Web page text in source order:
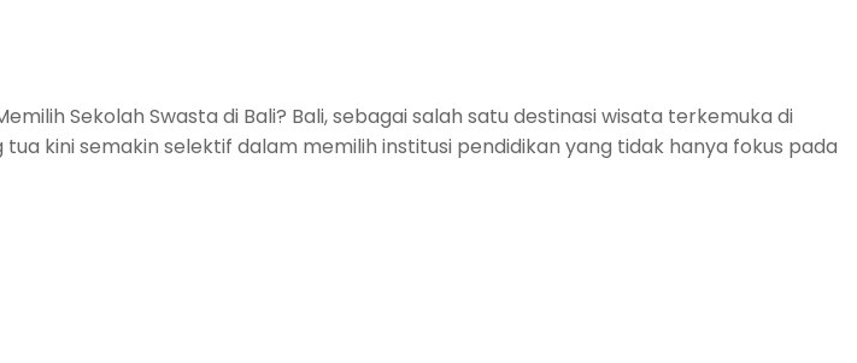
Sekolah Swasta di Bali? Bali, sebagai salah satu destinasi wisata terkemuka di
kini semakin selektif dalam memilih institusi pendidikan yang tidak hanya fokus pada